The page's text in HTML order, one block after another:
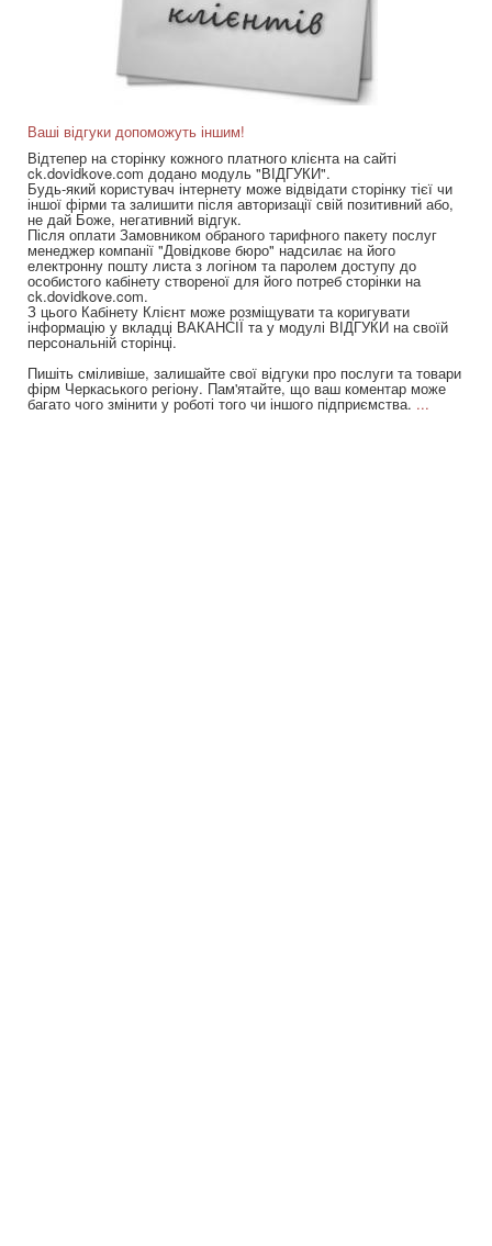
Ваші відгуки допоможуть іншим!
Відтепер на сторінку кожного платного клієнта на сайті
ck.dovidkove.com додано модуль "ВІДГУКИ".
Будь-який користувач інтернету може відвідати сторінку тієї чи
іншої фірми та залишити після авторизації свій позитивний або,
не дай Боже, негативний відгук.
Після оплати Замовником обраного тарифного пакету послуг
менеджер компанії "Довідкове бюро" надсилає на його
електронну пошту листа з логіном та паролем доступу до
особистого кабінету створеної для його потреб сторінки на
ck.dovidkove.com.
З цього Кабінету Клієнт може розміщувати та коригувати
інформацію у вкладці ВАКАНСІЇ та у модулі ВІДГУКИ на своїй
персональній сторінці.
Пишіть сміливіше, залишайте свої відгуки про послуги та товари
фірм Черкаського регіону. Пам'ятайте, що ваш коментар може
багато чого змінити у роботі того чи іншого підприємства. ...